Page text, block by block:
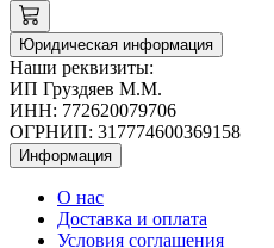
Юридическая информация
Наши реквизиты:
ИП Груздяев М.М.
ИНН: 772620079706
ОГРНИП: 317774600369158
Информация
О нас
Доставка и оплата
Условия соглашения